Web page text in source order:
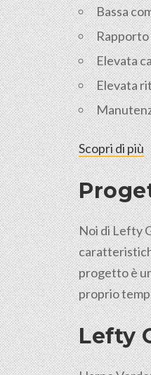
Bassa
Rapporto
Elevata
Elevata
Scopri di più
Noi di Lefty
progetto è
proprio
Lefty